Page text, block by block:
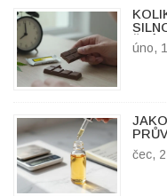
úno,
A
čec,